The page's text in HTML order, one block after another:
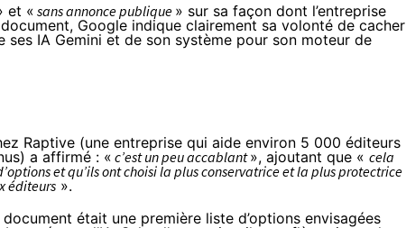
et «sans annonce publique » sur sa façon dont l’entreprise
Google indique clairement sa volonté de cacher
ses IA Gemini et de son système pour son moteur de
Raptive (une entreprise qui aide environ 5 000 éditeurs
a affirmé : « c’est un peu accablant», ajoutant que « cela
et qu’ils ont choisi la plus conservatrice et la plus protectrice
éditeurs ».
était une première liste d’options envisagées